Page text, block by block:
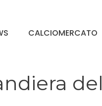
CALCIOMERCATO
del